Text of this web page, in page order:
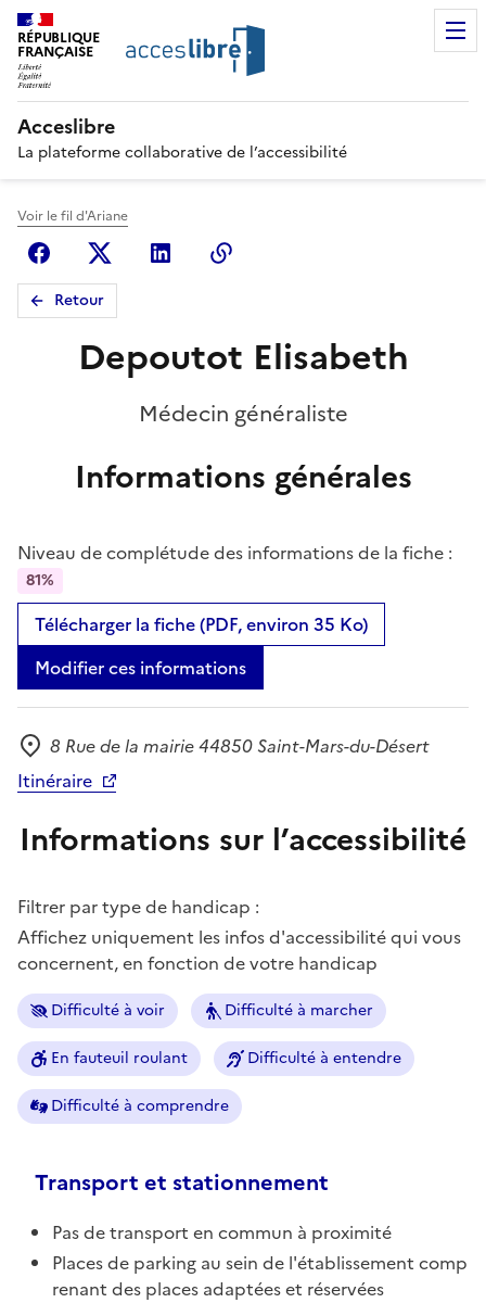
RÉPUBLIQUE
FRANÇAISE
Acceslibre
La plateforme collaborative de l’accessibilité
Voir le fil d'Ariane
FacebookX (anciennement Twitter)
Linkedin
Retour
Depoutot Elisabeth
Médecin généraliste
Informations générales
Niveau de complétude des informations de la fiche :
81%
Télécharger la fiche (PDF, environ 35 Ko)
Modifier ces informations
Adresse
8 Rue de la mairie 44850 Saint-Mars-du-Désert
Itinéraire
Informations sur l’accessibilité
Filtrer par type de handicap :
Affichez uniquement les infos d'accessibilité qui vous
concernent, en fonction de votre handicap
Difficulté à voir Difficulté à marcher
En fauteuil roulant Difficulté à entendre
Difficulté à comprendre
Transport et stationnement
Pas de transport en commun à proximité
Places de parking au sein de l'établissement comp
renant des places adaptées et réservées